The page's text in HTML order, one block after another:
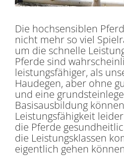
Die hochsensiblen
nicht mehr so viel
um die schnelle
Pferde sind
leistungsfähiger, als
Haudegen, aber ohne
und eine
Basisausbildung
Leistungsfähigkeit
die Pferde
die Leistungsklassen
eigentlich gehen